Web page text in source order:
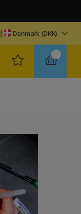
Denmark (DKK)